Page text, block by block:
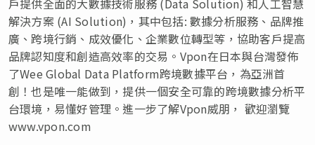
戶提供全面的大數據技術服務 (Data Solution) 和人工智慧
解決方案 (AI Solution)，其中包括: 數據分析服務、品牌推
廣、跨境行銷、成效優化、企業數位轉型等，協助客戶提高
品牌認知度和創造高效率的交易。Vpon在日本與台灣發佈
了Wee Global Data Platform跨境數據平台，為亞洲首
創！也是唯一能做到，提供一個安全可靠的跨境數據分析平
台環境，易懂好管理。進一步了解Vpon威朋， 歡迎瀏覽
www.vpon.com